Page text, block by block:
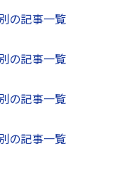
の記事一覧
の記事一覧
の記事一覧
の記事一覧